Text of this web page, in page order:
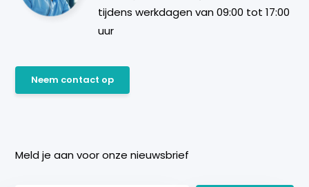
tijdens werkdagen van 09:00 tot 17:00
uur
Neem contact op
Meld je aan voor onze nieuwsbrief